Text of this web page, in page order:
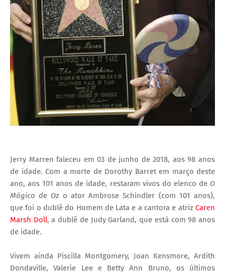
Jerry Marren faleceu em 03 de junho de 2018, aos 98 anos
de idade. Com a morte de Dorothy Barret em março deste
ano, aos 101 anos de idade, restaram vivos do elenco de O
Mágico de Ozo ator Ambrose Schindler (com 101 anos),
que foi o dublê do Homem de Lata e a cantora e atriz Caren
Marsh Doll, a dublê de Judy Garland, que está com 98 anos
de idade.
Vivem ainda Piscilla Montgomery, Joan Kensmore, Ardith
Dondaville, Valerie Lee e Betty Ann Bruno, os últimos